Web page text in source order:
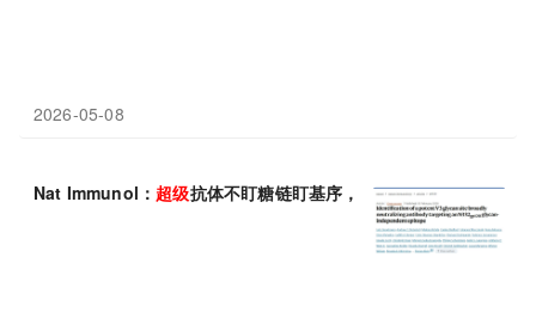
2026-05-08
Nat Immunol： 超级抗体不盯糖链盯基序，双价绑定让耐药病毒无